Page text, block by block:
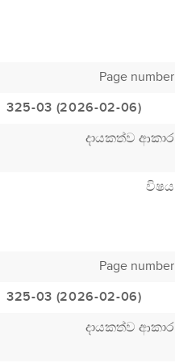
Page number
325-03 (2026-02-06)
දායකත්ව ආකාර
විෂය
Page number
325-03 (2026-02-06)
දායකත්ව ආකාර